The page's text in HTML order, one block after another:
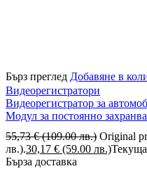
Бърз преглед Добавяне в
Видеорегистратори
Видеорегистратор за
Модул за постоянно
55,73€ (109.00 лв.) Original
лв.).30,17 € (59.00 лв.)
Бърза доставка